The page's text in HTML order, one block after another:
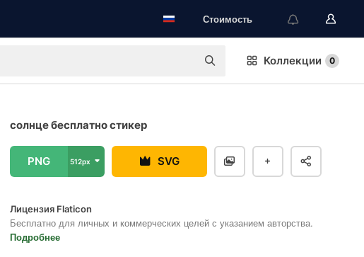
Стоимость
Коллекции 0
солнце бесплатно стикер
PNG 512px SVG
Лицензия Flaticon
Бесплатно для личных и коммерческих целей с указанием авторства.
Подробнее